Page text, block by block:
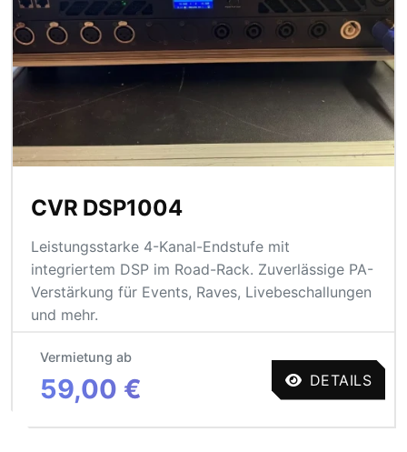
CVR DSP1004
Leistungsstarke 4-Kanal-Endstufe mit
integriertem DSP im Road-Rack. Zuverlässige PA-
Verstärkung für Events, Raves, Livebeschallungen
und mehr.
Vermietung ab
59,00 € DETAILS